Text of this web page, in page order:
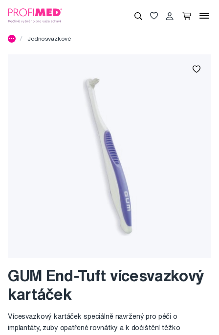
Jednosvazkové
GUM End-Tuft vícesvazkový
kartáček
Vícesvazkový kartáček speciálně navržený pro péči o
implantáty, zuby opatřené rovnátky a k dočištění těžko